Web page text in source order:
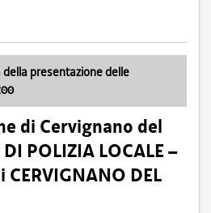
della presentazione delle
di Cervignano del
POLIZIA LOCALE –
DEL